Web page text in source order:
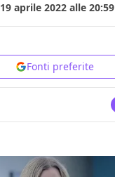
19 aprile 2022 alle 20:59
Fonti preferite